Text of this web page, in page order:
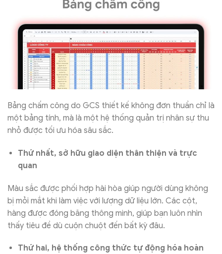
Bảng chấm công do GCS thiết kế không đơn thuần chỉ là
một bảng tính, mà là một hệ thống quản trị nhân sự thu
nhỏ được tối ưu hóa sâu sắc.
Thứ nhất, sở hữu giao diện thân thiện và trực
quan
Màu sắc được phối hợp hài hòa giúp người dùng không
bị mỏi mắt khi làm việc với lượng dữ liệu lớn. Các cột,
hàng được đóng băng thông minh, giúp bạn luôn nhìn
thấy tiêu đề dù cuộn chuột đến bất kỳ đâu.
Thứ hai, hệ thống công thức tự động hóa hoàn